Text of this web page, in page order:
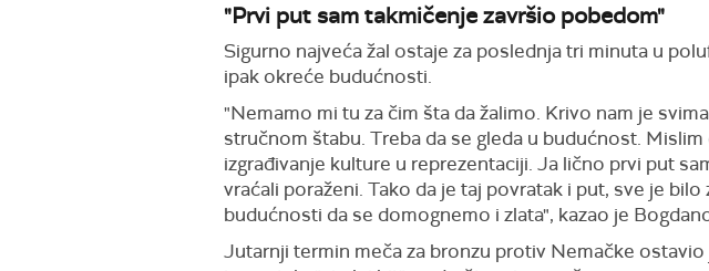
"Prvi put sam takmičenje završio pobedom"
Sigurno najveća žal ostaje za poslednja tri minuta u
ipak okreće budućnosti.
"Nemamo mi tu za čim šta da žalimo. Krivo nam je
stručnom štabu. Treba da se gleda u budućnost.
izgrađivanje kulture u reprezentaciji. Ja lično prvi put
vraćali poraženi. Tako da je taj povratak i put, sve je
budućnosti da se domognemo i zlata", kazao je
Jutarnji termin meča za bronzu protiv Nemačke